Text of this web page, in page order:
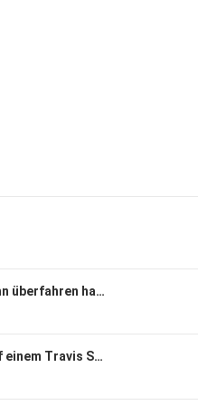
Ich weiß nicht, ob ich ihn überfahren habe
Ich hoffe du stirbst auf einem Travis Scott Konzert